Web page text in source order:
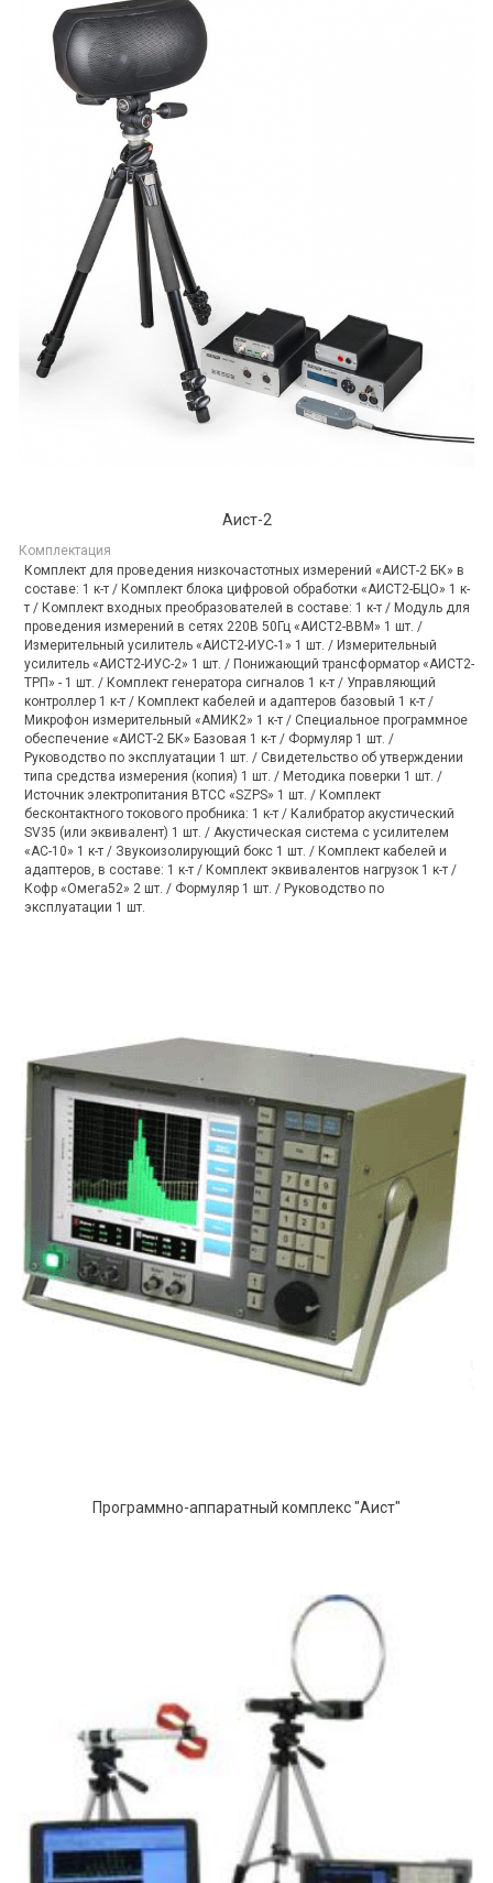
Аист-2
Комплектация
Комплект для проведения низкочастотных измерений «АИСТ-2 БК» в
составе: 1 к-т / Комплект блока цифровой обработки «АИСТ2-БЦО» 1 к-
т / Комплект входных преобразователей в составе: 1 к-т / Модуль для
проведения измерений в сетях 220В 50Гц «АИСТ2-ВВМ» 1 шт. /
Измерительный усилитель «АИСТ2-ИУС-1» 1 шт. / Измерительный
усилитель «АИСТ2-ИУС-2» 1 шт. / Понижающий трансформатор «АИСТ2-
ТРП» - 1 шт. / Комплект генератора сигналов 1 к-т / Управляющий
контроллер 1 к-т / Комплект кабелей и адаптеров базовый 1 к-т /
Микрофон измерительный «АМИК2» 1 к-т / Специальное программное
обеспечение «АИСТ-2 БК» Базовая 1 к-т / Формуляр 1 шт. /
Руководство по эксплуатации 1 шт. / Свидетельство об утверждении
типа средства измерения (копия) 1 шт. / Методика поверки 1 шт. /
Источник электропитания ВТСС «SZPS» 1 шт. / Комплект
бесконтактного токового пробника: 1 к-т / Калибратор акустический
SV35 (или эквивалент) 1 шт. / Акустическая система с усилителем
«АС-10» 1 к-т / Звукоизолирующий бокс 1 шт. / Комплект кабелей и
адаптеров, в составе: 1 к-т / Комплект эквивалентов нагрузок 1 к-т /
Кофр «Омега52» 2 шт. / Формуляр 1 шт. / Руководство по
эксплуатации 1 шт.
Программно-аппаратный комплекс "Аист"